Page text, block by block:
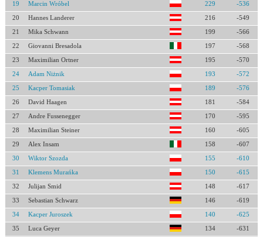
19 Marcin Wróbel 229 -536
20 Hannes Landerer 216 -549
21 Mika Schwann 199 -566
22 Giovanni Bresadola 197 -568
23 Maximilian Ortner 195 -570
24 Adam Niżnik 193 -572
25 Kacper Tomasiak 189 -576
26 David Haagen 181 -584
27 Andre Fussenegger 170 -595
28 Maximilian Steiner 160 -605
29 Alex Insam 158 -607
30 Wiktor Szozda 155 -610
31 Klemens Murańka 150 -615
32 Julijan Smid 148 -617
33 Sebastian Schwarz 146 -619
34 Kacper Juroszek 140 -625
35 Luca Geyer 134 -631